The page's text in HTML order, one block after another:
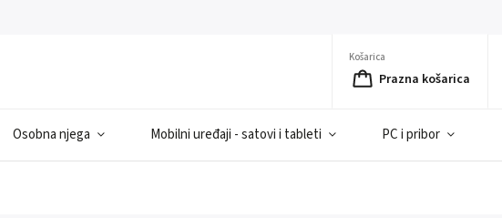
Košarica
Prazna košarica
Osobna njega Mobilni uređaji - satovi i tableti PC i pribor